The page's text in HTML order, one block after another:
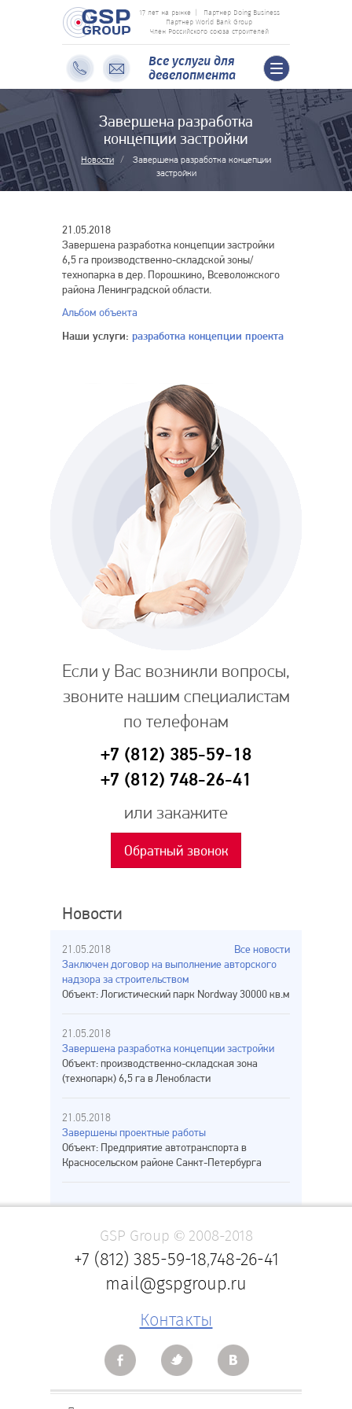
17 лет на рынке
Партнер Doing Business
Партнер World Bank Group
Член Российского союза строителей
Все услуги для
девелопмента
Toggle
navigation
Завершена разработка
концепции застройки
Новости
Завершена разработка концепции
застройки
21.05.2018
Завершена разработка концепции застройки
6,5 га производственно-складской зоны/
технопарка в дер. Порошкино, Всеволожского
района Ленинградской области.
Альбом объекта
Наши услуги: разработка концепции проекта
Если у Вас возникли вопросы,
звоните нашим специалистам
по телефонам
+7 (812) 385-59-18
+7 (812) 748-26-41
или закажите
Обратный звонок
Новости
21.05.2018
Заключен договор на выполнение авторского
надзора за строительством
Объект: Логистический парк Nordway 30000 кв.м
21.05.2018
Завершена разработка концепции застройки
Объект: производственно-складская зона
(технопарк) 6,5 га в Ленобласти
21.05.2018
Завершены проектные работы
Объект: Предприятие автотранспорта в
Красносельском районе Санкт-Петербурга
Все новости
GSP Group © 2008-2018
+7 (812) 385-59-18,748-26-41
mail@gspgroup.ru
Контакты